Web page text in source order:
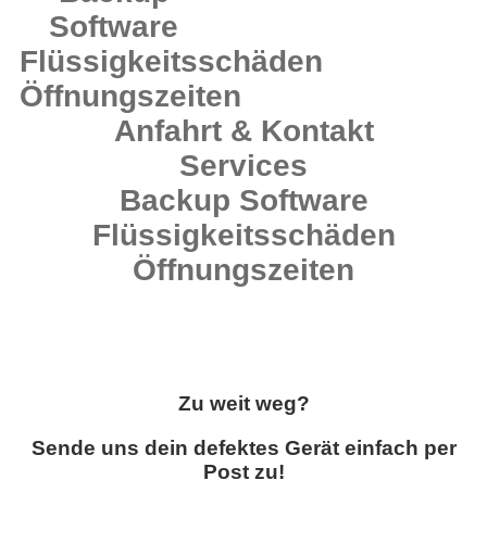
Software
Flüssigkeitsschäden
Öffnungszeiten
Anfahrt & Kontakt
Services
Backup Software
Flüssigkeitsschäden
Öffnungszeiten
Zu weit weg?
Sende uns dein defektes Gerät einfach per
Post zu!